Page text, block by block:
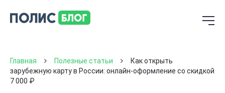
Главная Полезные статьи
Как открыть
зарубежную карту в России: онлайн-оформление со скидкой
7 000 ₽